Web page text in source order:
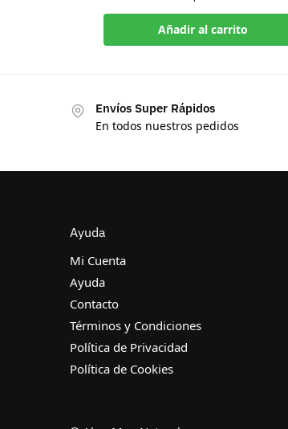
Añadir al carrito
Envíos Super Rápidos
En todos nuestros pedidos
Ayuda
Mi Cuenta
Ayuda
Contacto
Términos y Condiciones
Política de Privacidad
Política de Cookies